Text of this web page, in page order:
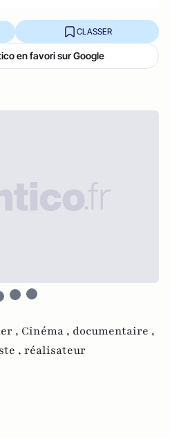
CLASSER
en favori sur Google
, Cinéma , documentaire ,
, réalisateur